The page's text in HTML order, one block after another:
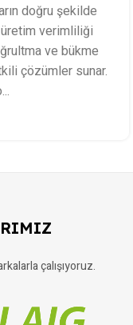
doğru şekilde
verimliliği
ve bükme
çözümler sunar.
çalışıyoruz.